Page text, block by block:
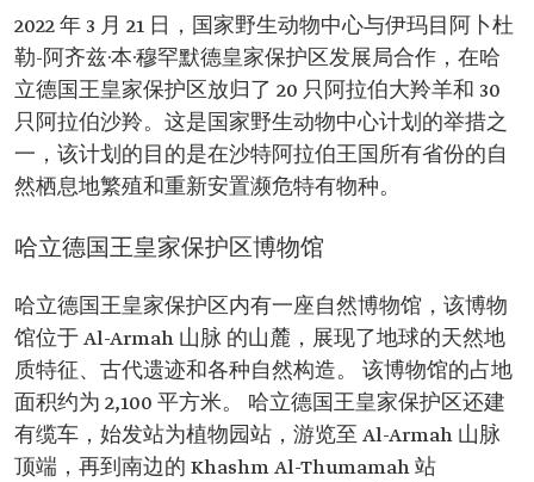
2022 年 3 月 21 日，国家野生动物中心与伊玛目阿卜杜
勒-阿齐兹·本·穆罕默德皇家保护区发展局合作，在哈
立德国王皇家保护区放归了 20 只阿拉伯大羚羊和 30
只阿拉伯沙羚。这是国家野生动物中心计划的举措之
一，该计划的目的是在沙特阿拉伯王国所有省份的自
然栖息地繁殖和重新安置濒危特有物种。
哈立德国王皇家保护区博物馆
哈立德国王皇家保护区内有一座自然博物馆，该博物
馆位于 Al-Armah 山脉 的山麓，展现了地球的天然地
质特征、古代遗迹和各种自然构造。 该博物馆的占地
面积约为 2,100 平方米。 哈立德国王皇家保护区还建
有缆车，始发站为植物园站，游览至 Al-Armah 山脉
顶端，再到南边的 Khashm Al-Thumamah 站